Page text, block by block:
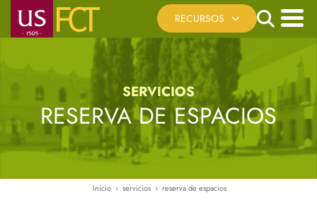
Pasar
RECURSOS
Cita Previa
Registro Telemático
Sede Electrónica US
Reserva de Espacios
Recursos Virtuales
Ayúdanos a mejorar
Search
principal
SERVICIOS
RESERVA DE ESPACIOS
Inicio servicios reserva de espacios